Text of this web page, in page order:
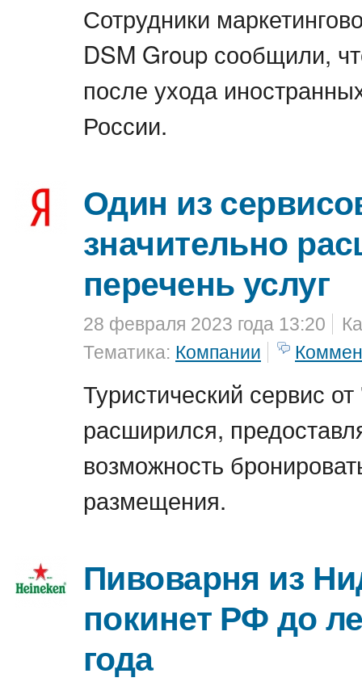
Сотрудники
DSM Group сообщили,
после ухода
России.
Один из
значительно
перечень услуг
28 февраля 2023 года 13:20
Тематика: Компании
Туристический сервис
расширился,
возможность
размещения.
Пивоварня из
покинет РФ до
года